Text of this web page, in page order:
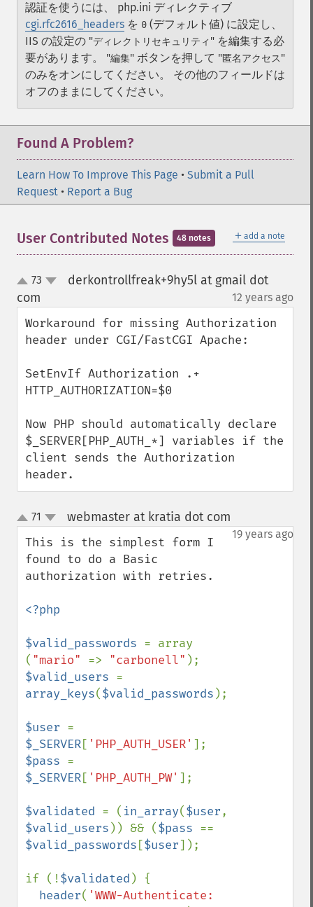
認証を使うには、 php.ini ディレクティブ
cgi.rfc2616_headers を 0 (デフォルト値) に設定し、
IIS の設定の "ディレクトリセキュリティ " を編集する必
要があります。 "編集" ボタンを押して "匿名アクセス"
のみをオンにしてください。 その他のフィールドは
オフのままにしてください。
Found A Problem?
Learn How To Improve This Page • Submit a Pull
Request • Report a Bug
＋ add a note
User Contributed Notes 48 notes
up73
derkontrollfreak+9hy5l at gmail dot
com
12 years ago
Workaround for missing Authorization
header under CGI/FastCGI Apache:
SetEnvIf Authorization .+
HTTP_AUTHORIZATION=$0
Now PHP should automatically declare
$_SERVER[PHP_AUTH_*] variables if the
client sends the Authorization
header.
up
down
71 webmaster at kratia dot com
19 years ago
This is the simplest form I
found to do a Basic
authorization with retries.
<?php
$valid_passwords = array
( "mario" => "carbonell"
$valid_users
array_keys($valid_passwords );
$user
$_SERVER[ 'PHP_AUTH_USER'
$pass
$_SERVER[ 'PHP_AUTH_PW' ];
$validated = ( in_array($user
$valid_users )) && ($pass
$valid_passwords [$user]);
if (!$validated ) {
header( 'WWW-Authenticate: